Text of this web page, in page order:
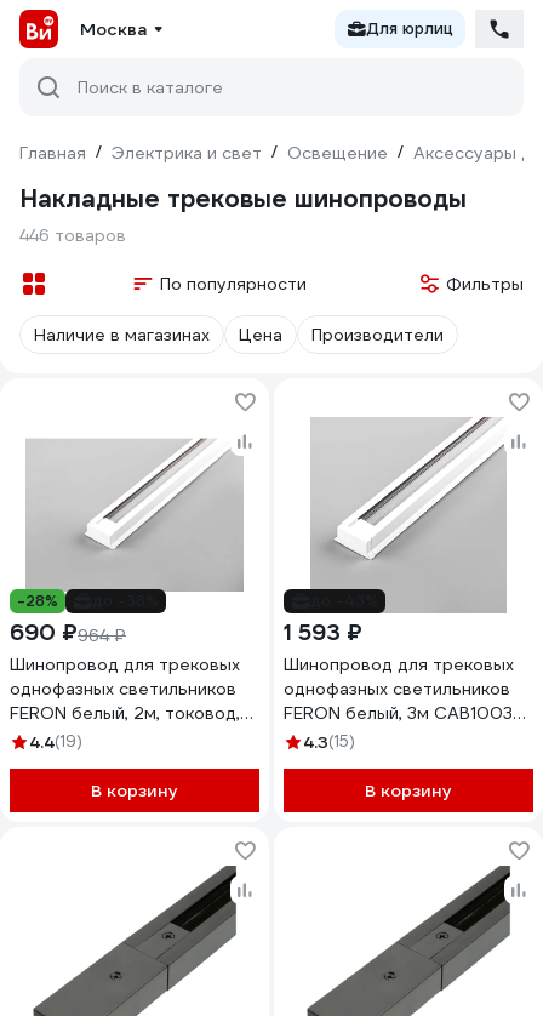
Москва Для юрлиц
Поиск в каталоге
Главная / Электрика и свет / Освещение / Аксессуары
Накладные трековые шинопроводы
446 товаров
По популярности Фильтры
Наличие в магазинах Цена Производители
-28%
690 ₽964 ₽
Шинопровод для трековых
однофазных светильников
FERON белый, 2м, токовод,
заглушка, крепление,
4.4(19)
В корзину
1 593 ₽
Шинопровод для трековых
однофазных светильников
FERON белый, 3м CAB1003
10339
4.3(15)
В корзину